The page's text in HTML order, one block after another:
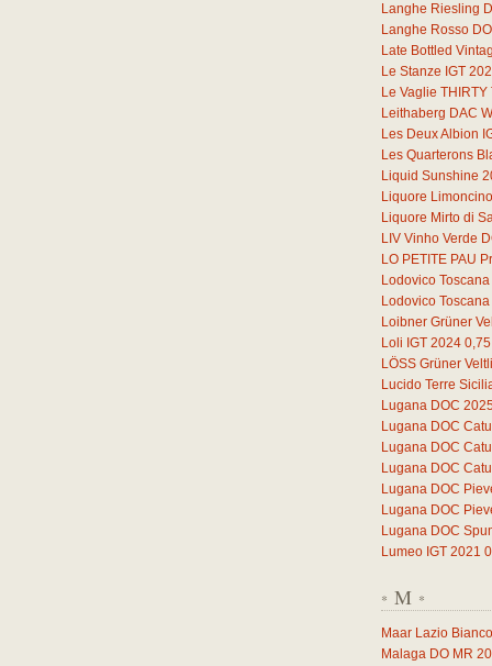
Langhe Riesling
Langhe Rosso
Late Bottled
Le Stanze IGT
Le Vaglie
Leithaberg DAC
Les Deux Albion
Les Quarterons
Liquid Sunshine
Liquore Limoncino
Liquore Mirto di
LIV Vinho Verde
LO PETITE PAU
Lodovico
Lodovico
Loibner Grüner
Loli IGT 2024 0,75
LÖSS Grüner
Lucido Terre
Lugana DOC
Lugana DOC
Lugana DOC
Lugana DOC
Lugana DOC
Lugana DOC
Lugana DOC
Lumeo IGT 2021
* M *
Maar Lazio
Malaga DO MR